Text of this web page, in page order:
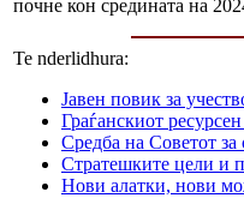
почне кон средината на
Te nderlidhura:
Јавен повик за
Граѓанскиот
Средба на Советот
Стратешките цели и
Нови алатки, нови